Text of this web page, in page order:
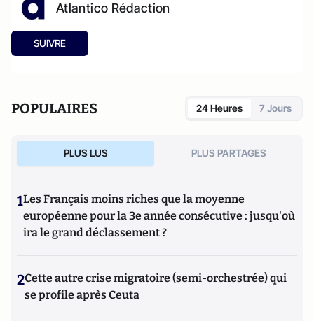
Atlantico Rédaction
SUIVRE
POPULAIRES 24 Heures 7 Jours
PLUS LUS PLUS PARTAGES
1Les Français moins riches que la moyenne
européenne pour la 3e année consécutive : jusqu'où
ira le grand déclassement ?
2Cette autre crise migratoire (semi-orchestrée) qui
se profile après Ceuta